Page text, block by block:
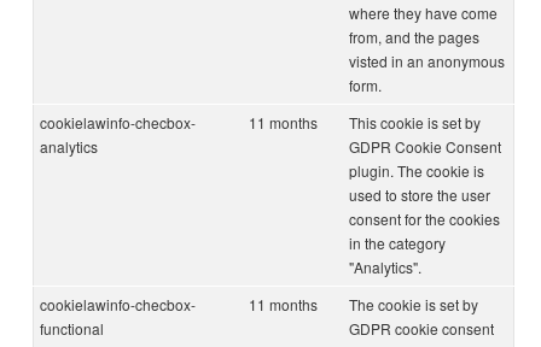
where they have come
from, and the pages
visted in an anonymous
form.
cookielawinfo-checbox-
analytics
11 months
This cookie is set by
GDPR Cookie Consent
plugin. The cookie is
used to store the user
consent for the cookies
in the category
"Analytics".
cookielawinfo-checbox-
functional
11 months
The cookie is set by
GDPR cookie consent